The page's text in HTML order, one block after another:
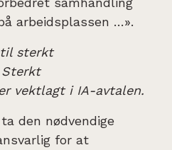
arbeidsplassen …».
til sterkt
Sterkt
vektlagt i IA-avtalen.
den nødvendige
for at